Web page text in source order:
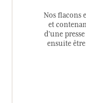
Nos flacons
et
d’une
ensuite